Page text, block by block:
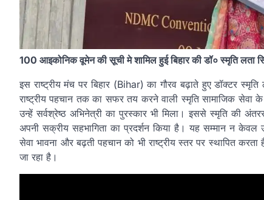
100 आइकोनिक वूमेन की सूची मे शामिल हुई बिहार की डॉ० स्मृति लता
इस राष्ट्रीय मंच पर बिहार (Bihar) का गौरव बढ़ाते हुए डॉक्टर
राष्ट्रीय पहचान तक का सफर तय करने वाली स्मृति सामाजिक सेवा
उन्हें सर्वश्रेष्ठ अभिनेत्री का पुरस्कार भी मिला। इससे स्मृति की
अपनी सक्रीय सहभागिता का प्रदर्शन किया है। यह सम्मान न केवल
सेवा भावना और बढ़ती पहचान को भी राष्ट्रीय स्तर पर स्थापित करता
जा रहा है।